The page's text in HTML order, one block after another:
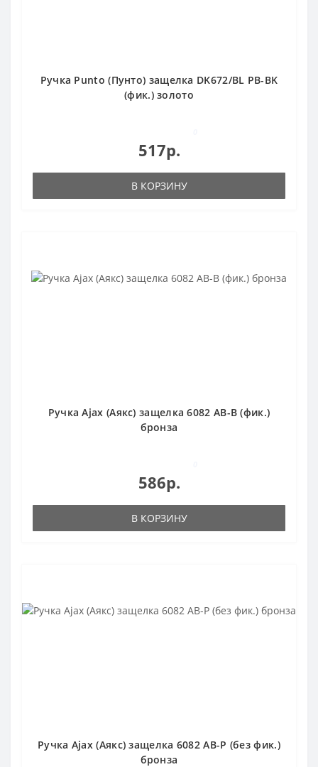
Ручка Punto (Пунто) защелка DK672/BL PB-BK
(фик.) золото
517р.
В КОРЗИНУ
Ручка Ajax (Аякс) защелка 6082 AB-B (фик.)
бронза
586р.
В КОРЗИНУ
Ручка Ajax (Аякс) защелка 6082 AB-P (без фик.)
бронза